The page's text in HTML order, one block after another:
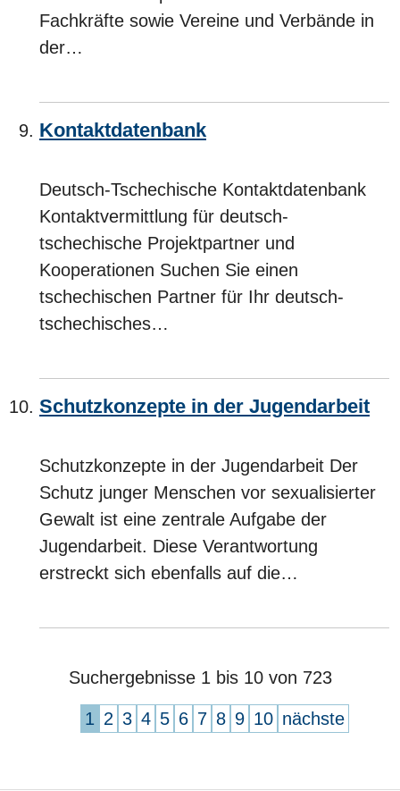
Fachkräfte sowie Vereine und Verbände in
der…
Kontaktdatenbank
Deutsch-Tschechische Kontaktdatenbank
Kontaktvermittlung für deutsch-
tschechische Projektpartner und
Kooperationen Suchen Sie einen
tschechischen Partner für Ihr deutsch-
tschechisches…
Schutzkonzepte in der Jugendarbeit
Schutzkonzepte in der Jugendarbeit Der
Schutz junger Menschen vor sexualisierter
Gewalt ist eine zentrale Aufgabe der
Jugendarbeit. Diese Verantwortung
erstreckt sich ebenfalls auf die…
Suchergebnisse 1 bis 10 von 723
1 2 3 4 5 6 7 8 9 10 nächste